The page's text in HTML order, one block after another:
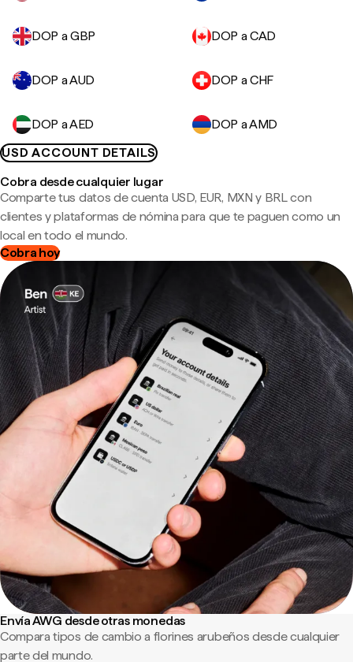
DOP a GBP DOP a CAD
DOP a AUD DOP a CHF
DOP a AED
DOP a AMD
USD ACCOUNT DETAILS
Cobra desde cualquier lugar
Comparte tus datos de cuenta USD, EUR, MXN y BRL con
clientes y plataformas de nómina para que te paguen como un
local en todo el mundo.
Cobra hoy
Envía AWG desde otras monedas
Compara tipos de cambio a florines arubeños desde cualquier
parte del mundo.